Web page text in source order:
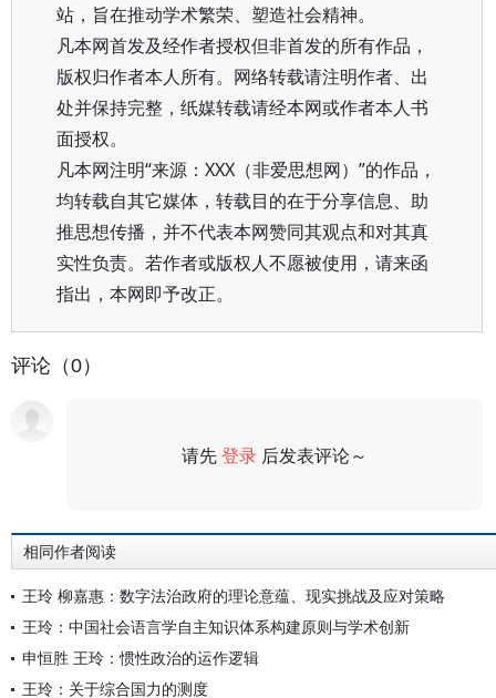
站，旨在推动学术繁荣、塑造社会精神。
凡本网首发及经作者授权但非首发的所有作品，
版权归作者本人所有。网络转载请注明作者、出
处并保持完整，纸媒转载请经本网或作者本人书
面授权。
凡本网注明“来源：XXX（非爱思想网）”的作品，
均转载自其它媒体，转载目的在于分享信息、助
推思想传播，并不代表本网赞同其观点和对其真
实性负责。若作者或版权人不愿被使用，请来函
指出，本网即予改正。
评论（0）
请先登录 后发表评论～
相同作者阅读
王玲 柳嘉惠：数字法治政府的理论意蕴、现实挑战及应对策略
王玲：中国社会语言学自主知识体系构建原则与学术创新
申恒胜 王玲：惯性政治的运作逻辑
王玲：关于综合国力的测度